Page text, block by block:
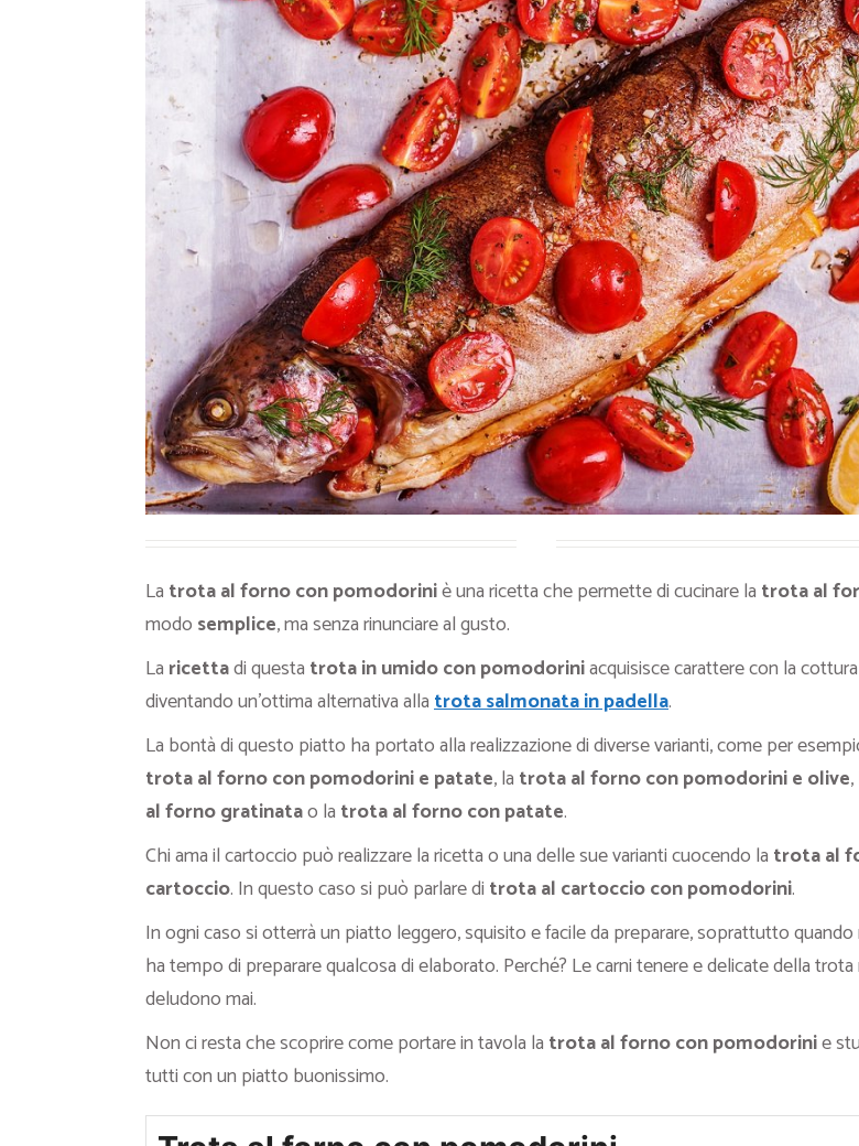
Ricette Piatti unici
Ricette Pesce
Video Ricette
Ricette per Ingrediente
La trota al forno con pomodoriniè una ricetta che permette di cucinare la trota al
modo semplice, ma senza rinunciare al gusto.
La ricettadi questa trota in umido con pomodoriniacquisisce carattere con la
diventando un’ottima alternativa allatrota salmonata in padella.
La bontà di questo piatto ha portato alla realizzazione di diverse varianti, come per
trota al forno con pomodorinie patate, la trota al forno con pomodorini e olive,
al forno gratinatao la trota al forno con patate.
Chi ama il cartoccio può realizzare la ricetta o una delle sue varianti cuocendo la trota al
cartoccio. In questo caso si può parlare di trota al cartoccio con pomodorini.
In ogni caso si otterrà un piatto leggero, squisito e facile da preparare, soprattutto quando
ha tempo di preparare qualcosa di elaborato. Perché? Le carni tenere e delicate della
deludono mai.
Non ci resta che scoprire come portare in tavola la trota al forno con pomodorinie
tutti con un piatto buonissimo.